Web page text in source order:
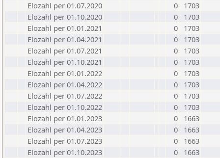
Elozahl per 01.07.2020
0
1703
Elozahl per 01.10.2020
0
1703
Elozahl per 01.01.2021
0
1703
Elozahl per 01.04.2021
0
1703
Elozahl per 01.07.2021
0
1703
Elozahl per 01.10.2021
0
1703
Elozahl per 01.01.2022
0
1703
Elozahl per 01.04.2022
0
1703
Elozahl per 01.07.2022
0
1703
Elozahl per 01.10.2022
0
1703
Elozahl per 01.01.2023
0
1663
Elozahl per 01.04.2023
0
1663
Elozahl per 01.07.2023
0
1663
Elozahl per 01.10.2023
0
1663